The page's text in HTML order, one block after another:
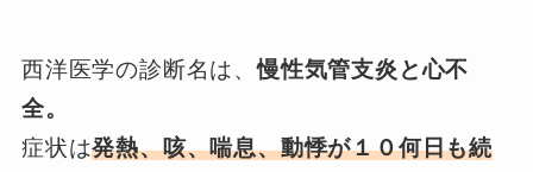
西洋医学の診断名は、慢性気管支炎と心不
全。
症状は発熱、咳、喘息、動悸が１０何日も続